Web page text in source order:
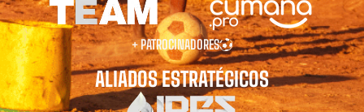
+ PATROCINADORES
ALIADOS ESTRATÉGICOS